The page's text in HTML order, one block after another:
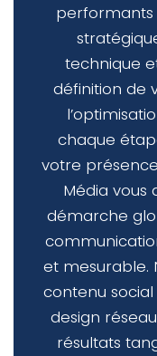
technique
définition de
chaque
votre présence
Média
démarche
et mesurable.
contenu
design
résultats